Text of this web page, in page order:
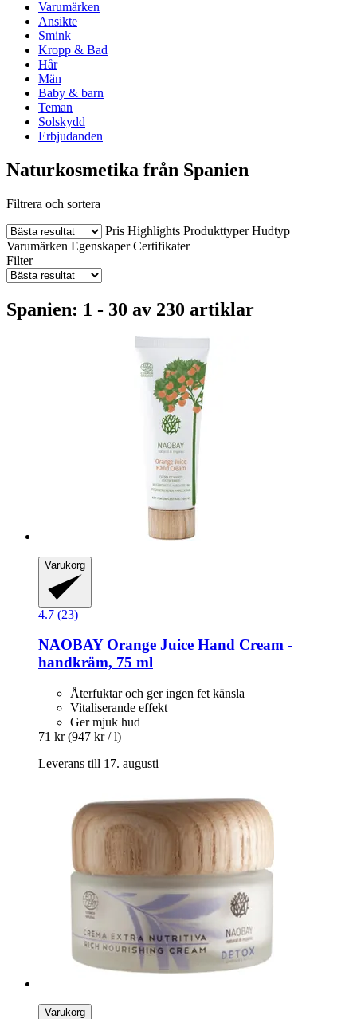
Varumärken
Ansikte
Smink
Kropp & Bad
Hår
Män
Baby & barn
Teman
Solskydd
Erbjudanden
Naturkosmetika från Spanien
Filtrera och sortera
Pris Highlights Produkttyper Hudtyp
Varumärken Egenskaper Certifikater
Filter
Spanien: 1 - 30 av 230 artiklar
Varukorg
4.7 (23)
NAOBAYOrange Juice Hand Cream -​
handkräm, 75 ml
Återfuktar och ger ingen fet känsla
Vitaliserande effekt
Ger mjuk hud
71 kr (947 kr / l)
Leverans till 17. augusti
Varukorg